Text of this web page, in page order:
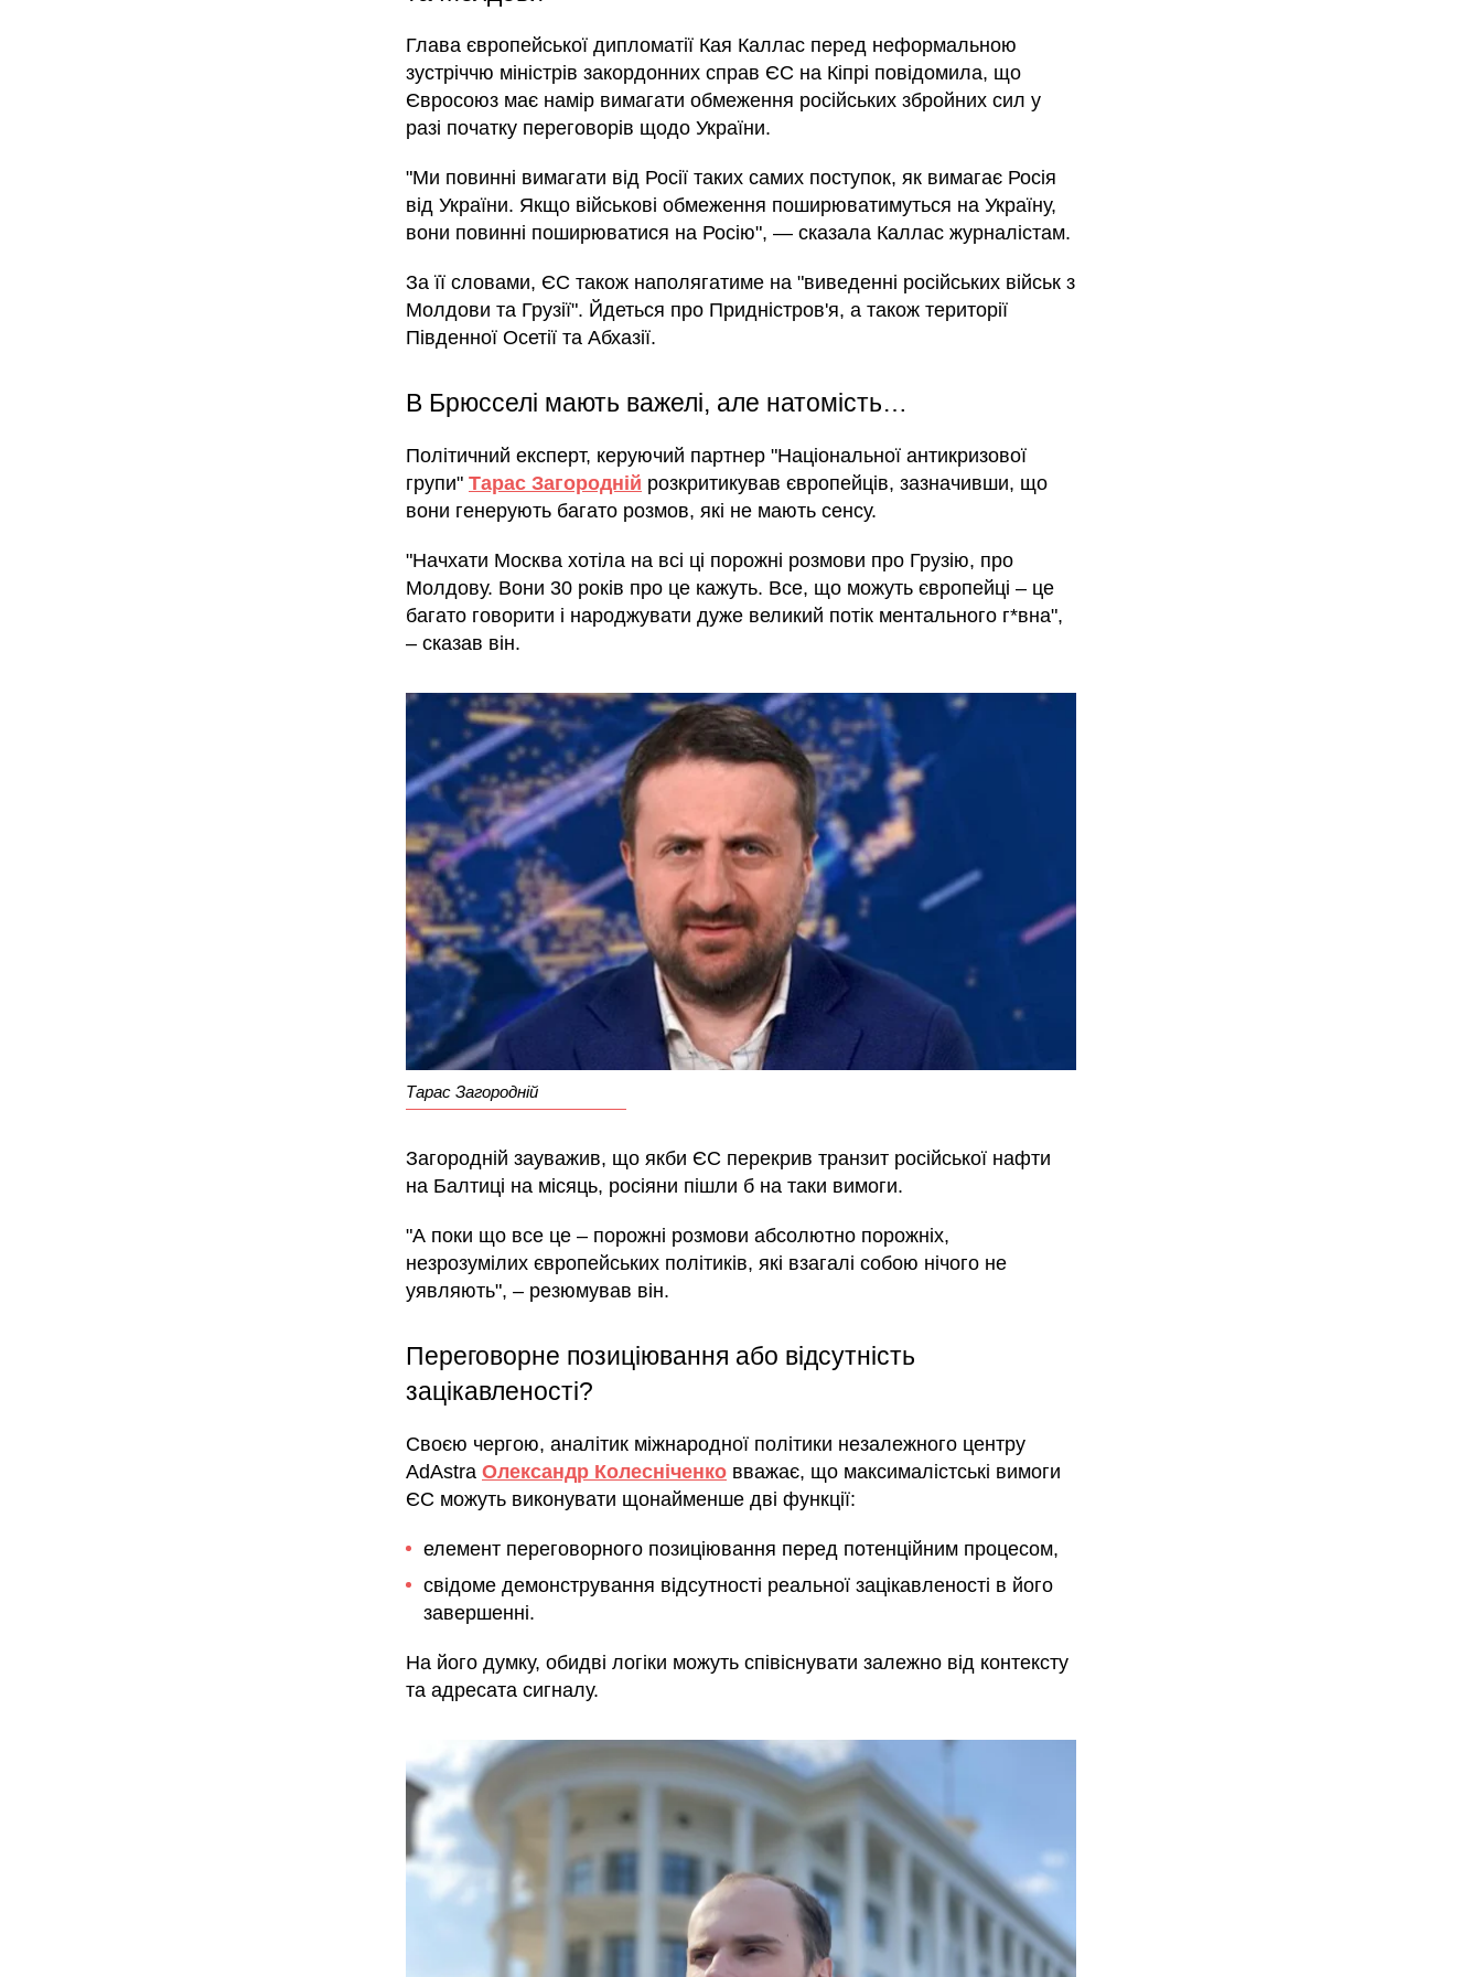
Глава європейської дипломатії Кая Каллас перед неформальною
зустріччю міністрів закордонних справ ЄС на Кіпрі повідомила, що
Євросоюз має намір вимагати обмеження російських збройних сил у
разі початку переговорів щодо України.
"Ми повинні вимагати від Росії таких самих поступок, як вимагає Росія
від України. Якщо військові обмеження поширюватимуться на Україну,
вони повинні поширюватися на Росію", — сказала Каллас журналістам.
За її словами, ЄС також наполягатиме на "виведенні російських військ з
Молдови та Грузії". Йдеться про Придністров'я, а також території
Південної Осетії та Абхазії.
В Брюсселі мають важелі, але натомість…
Політичний експерт, керуючий партнер "Національної антикризової
групи" Тарас Загородній розкритикував європейців, зазначивши, що
вони генерують багато розмов, які не мають сенсу.
"Начхати Москва хотіла на всі ці порожні розмови про Грузію, про
Молдову. Вони 30 років про це кажуть. Все, що можуть європейці – це
багато говорити і народжувати дуже великий потік ментального г*вна",
– сказав він.
Тарас Загородній
Загородній зауважив, що якби ЄС перекрив транзит російської нафти
на Балтиці на місяць, росіяни пішли б на таки вимоги.
"А поки що все це – порожні розмови абсолютно порожніх,
незрозумілих європейських політиків, які взагалі собою нічого не
уявляють", – резюмував він.
Переговорне позиціювання або відсутність
зацікавленості?
Своєю чергою, аналітик міжнародної політики незалежного центру
AdAstra Олександр Колесніченко вважає, що максималістські вимоги
ЄС можуть виконувати щонайменше дві функції:
елемент переговорного позиціювання перед потенційним процесом,
свідоме демонстрування відсутності реальної зацікавленості в його
завершенні.
На його думку, обидві логіки можуть співіснувати залежно від контексту
та адресата сигналу.